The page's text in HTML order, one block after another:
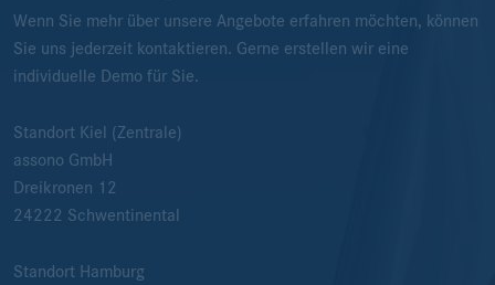
Wenn Sie mehr über unsere Angebote erfahren möchten, können
Sie uns jederzeit kontaktieren. Gerne erstellen wir eine
individuelle Demo für Sie.
Standort Kiel (Zentrale)
assono GmbH
Dreikronen 12
24222 Schwentinental
Standort Hamburg